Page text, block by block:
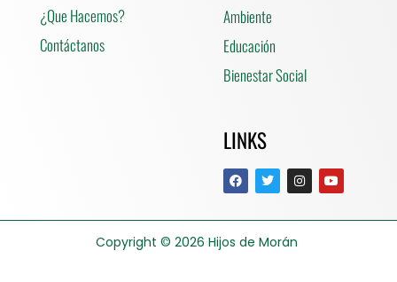
¿Que Hacemos?
Contáctanos
Ambiente
Educación
Bienestar Social
LINKS
Copyright © 2026 Hijos de Morán